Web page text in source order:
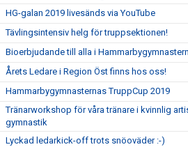
HG-galan 2019 livesänds via YouTube
Tävlingsintensiv helg för truppsektionen!
Bioerbjudande till alla i
Årets Ledare i Region Öst finns hos oss!
Hammarbygymnasternas TruppCup 2019
Tränarworkshop för våra tränare i kvinnlig
gymnastik
Lyckad ledarkick-off trots snöoväder :-)